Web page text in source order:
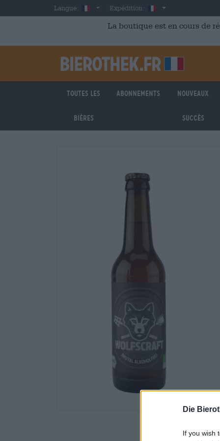
Die
If you wish
Skip to main contentLangue: FrenchExpédition: France
La boutique est en cours de
Toutes les
bières
Abonnements Nouveaux
succès